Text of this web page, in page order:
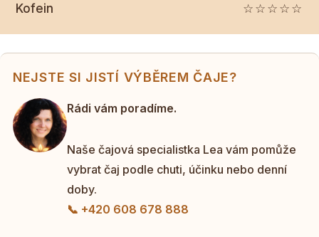
Kofein ☆☆☆☆☆
NEJSTE SI JISTÍ VÝBĚREM ČAJE?
Rádi vám poradíme.
Naše čajová specialistka Lea vám pomůže
vybrat čaj podle chuti, účinku nebo denní
doby.
📞 +420 608 678 888